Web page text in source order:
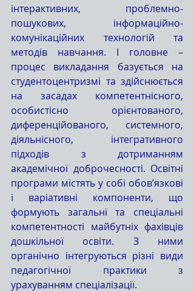
інтерактивних, проблемно-
пошукових, інформаційно-
комунікаційних технологій та
методів навчання. І головне –
процес викладання базується на
студентоцентризмі та здійснюється
на засадах компетентнісного,
особистісно орієнтованого,
диференційованого, системного,
діяльнісного, інтегративного
підходів з дотриманням
академічної доброчесності. Освітні
програми містять у собі обов’язкові
і варіативні компоненти, що
формують загальні та спеціальні
компетентності майбутніх фахівців
дошкільної освіти. З ними
органічно інтегруються різні види
педагогічної практики з
урахуванням спеціалізації.